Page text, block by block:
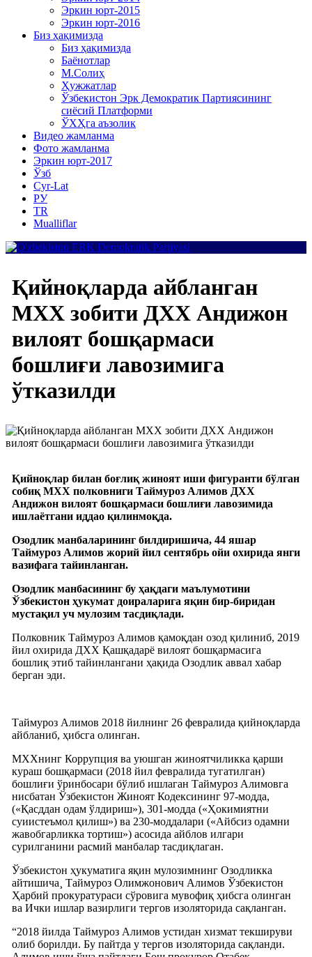
Эркин юрт-2015
Эркин юрт-2016
Биз ҳақимизда
Биз ҳақимизда
Баёнотлар
М.Солиҳ
Ҳужжатлар
Ўзбекистон Эрк Демократик Партиясининг
сиёсий Платформи
ЎХҲга аъзолик
Видео жамланма
Фото жамланма
Эркин юрт-2017
Ўзб
Cyr-Lat
РУ
TR
Mualliflar
Қийноқларда айбланган
МХХ зобити ДХХ Андижон
вилоят бошқармаси
бошлиғи лавозимига
ўтказилди
Қийноқлар билан боғлиқ жиноят иши фигуранти бўлган
собиқ МХХ полковниги Таймуроз Алимов ДХХ
Андижон вилоят бошқармаси бошлиғи лавозимида
ишлаётгани иддао қилинмоқда.
Озодлик манбаларининг билдиришича, 44 яшар
Таймуроз Алимов жорий йил сентябрь ойи охирида янги
вазифага тайинланган.
Озодлик манбасининг бу ҳақдаги маълумотини
Ўзбекистон ҳукумат доираларига яқин бир-биридан
мустақил уч мулозим тасдиқлади.
Полковник Таймуроз Алимов қамоқдан озод қилиниб, 2019
йил охирида ДХХ Қашқадарë вилоят бошқармасига
бошлиқ этиб тайинлангани ҳақида Озодлик аввал хабар
берган эди.
Тaймуроз Алимов 2018 йилнинг 26 февралида қийноқларда
айбланиб, ҳибсга олинган.
МХХнинг Коррупция ва уюшган жиноятчиликка қарши
кураш бошқармаси (2018 йил февралида тугатилган)
бошлиғи ўринбосари бўлиб ишлаган Таймуроз Алимовга
нисбатан Ўзбекистон Жиноят Кодексининг 97-модда,
(«Қасддан одам ўлдириш»), 301-модда («Ҳокимиятни
суиистеъмол қилиш») ва 230-моддалари («Айбсиз одамни
жавобгарликка тортиш») асосида айблов илгари
сурилганини расмий манбалар тасдиқлаган.
Ўзбекистон ҳукуматига яқин мулозимнинг Озодликка
айтишича¸ Таймуроз Олимжонович Алимов Ўзбекистон
Ҳарбий прокуратураси сўровига мувофиқ ҳибсга олинган
ва Ички ишлар вазирлиги тергов изоляторида сақланган.
“2018 йилда Таймуроз Алимов устидан хизмат текшируви
олиб борилди. Бу пайтда у тергов изоляторида сақланди.